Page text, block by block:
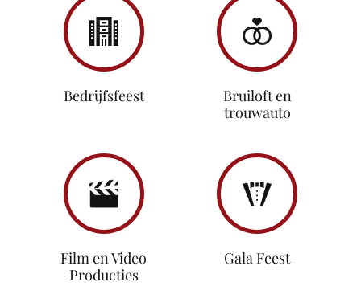
Bedrijfsfeest
Bruiloft en
trouwauto
Film en Video
Producties
Gala Feest